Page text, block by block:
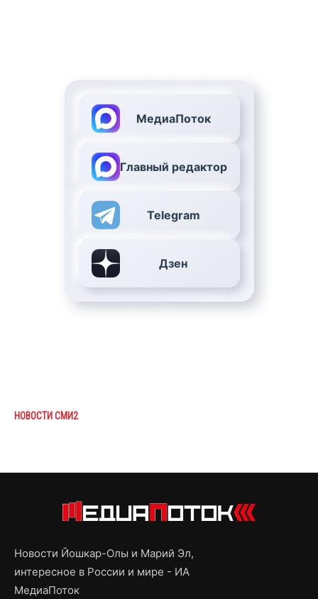
МедиаПоток
Главный редактор
Telegram
Дзен
НОВОСТИ СМИ2
Новости Йошкар-Олы и Марий Эл,
интересное в России и мире - ИА
МедиаПоток